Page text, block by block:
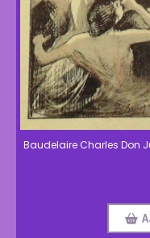
Baudelaire Charles Don